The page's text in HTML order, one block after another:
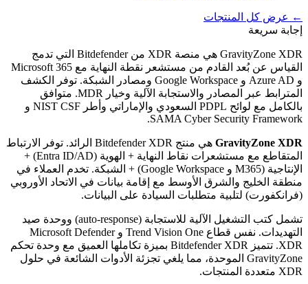
← عرض كل المنتجات
إجابة سريعة
GravityZone XDR هي منصة XDR من Bitdefender التي تدمج
القياس عن بُعد القادم من مستشعر نقطة النهاية مع Microsoft 365
و Azure AD و Google Workspace ومصادر الشبكة. توفر الكشف
المترابط عبر المصادر والاستجابة الآلية وخيار MDR. متوافق
بالكامل مع لوائح PDPL السعودي والإماراتي وأطر NIST CSF و
SAMA Cyber Security Framework.
GravityZone XDR
هي منتج Bitdefender XDR الرائد. توفر الارتباط
المتقاطع مع مستشعرات نقاط النهاية + الهوية (Entra ID/AD) +
الإنتاجية (M365 و Google Workspace) + الشبكة. تخدم العملاء في
منطقة الخليج والشرق الأوسط مع إقامة بيانات في الاتحاد الأوروبي
(فرانكفورت) لتلبية متطلبات السيادة على البيانات.
تشمل كتب التشغيل الآلية للاستجابة (auto-response) ووحدة صيد
التهديدات. نفس قطاع Trend Vision One و Microsoft Defender
XDR. تتميز Bitdefender XDR بميزة تكاملها العميق مع وحدة تحكم
GravityZone الموحدة، مما يلغي تجزئة الأدوات الشائعة في حلول
XDR متعددة المنتجات.